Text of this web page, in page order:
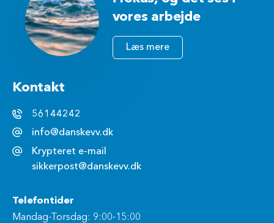
vores arbejde
Læs mere
Kontakt
56144242
info@danskevv.dk
Krypteret e-mail
sikkerpost@danskevv.dk
Telefontider
Mandag-Torsdag: 9:00-15:00